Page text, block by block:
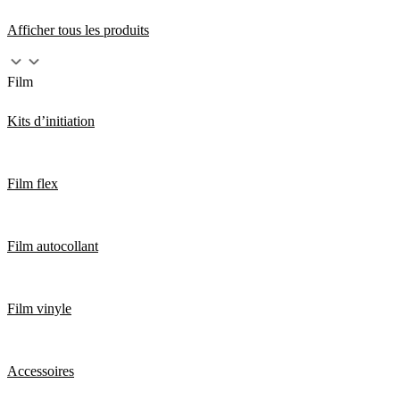
Afficher tous les produits
Film
Kits d’initiation
Film flex
Film autocollant
Film vinyle
Accessoires